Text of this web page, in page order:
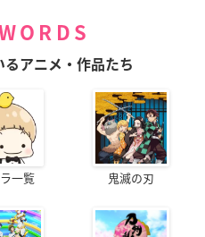
アニメ・作品たち
一覧 鬼滅の刃